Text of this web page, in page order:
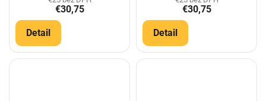
€30,75
Detail
€30,75
Detail